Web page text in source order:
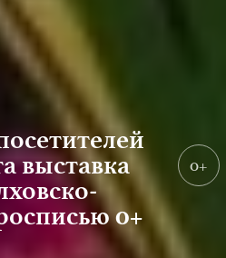
выставка
0+
0+